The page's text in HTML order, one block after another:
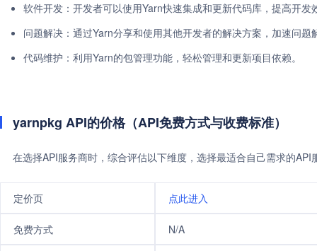
软件开发：开发者可以使用Yarn快速集成和更新代码库，提高开发
问题解决：通过Yarn分享和使用其他开发者的解决方案，加速问题
代码维护：利用Yarn的包管理功能，轻松管理和更新项目依赖。
yarnpkg API的价格（API免费方式与收费标准）
在选择API服务商时，综合评估以下维度，选择最适合自己需求的
定价页 点此进入
免费方式 N/A